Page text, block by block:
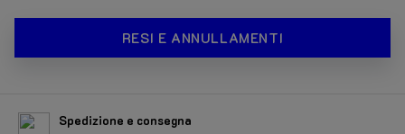
RESI E ANNULLAMENTI
Spedizione e consegna